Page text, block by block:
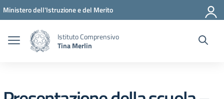
Vai ai contenuti
Vai al menu di navigazione
Vai al footer
Ministero dell'Istruzione e del Merito
Istituto Comprensivo
Tina Merlin